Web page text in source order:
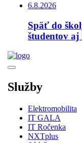
6.8.2026
Späť do
študentov
Služby
Elektromobilita
IT GALA
IT Ročenka
NXTplus